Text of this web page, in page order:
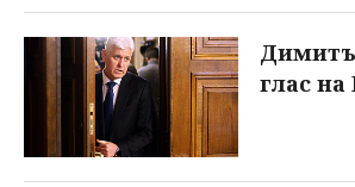
глас